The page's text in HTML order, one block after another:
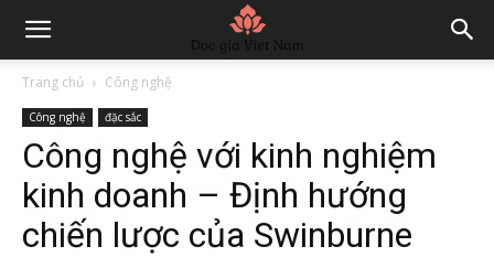
Trang chủ Công nghệ
Công nghệ đặc sắc
Công nghệ với kinh nghiệm
kinh doanh – Định hướng
chiến lược của Swinburne